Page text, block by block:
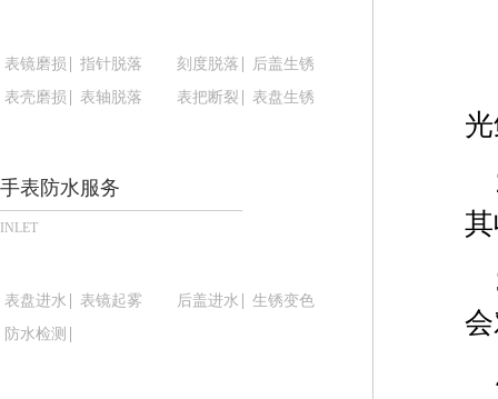
重庆市江北区观音桥步行街2号融恒时代广场写字
长沙市芙蓉区定王台街道建湘路393号世茂环球金
郑州市二七区铭功路10号华润大厦写字楼29层
沈阳市沈河区中街路137号亨得利名表服务中心（
沈阳市沈河区中街路83号亨得利名表服务中心（
温州市鹿城区锦绣路1067号置信广场10层1015室
哈尔滨市道里区友谊西路600号富力中心T2座写字
佛山市禅城区季华五路57号万科金融中心C座12层
表镜磨损 指针脱落 刻度脱落
后盖生锈
表壳磨损
表轴脱落 表把断裂 表盘生锈
手表防水服务
INLET
表盘进水 表镜起雾 后盖进水
生锈变色
防水检测